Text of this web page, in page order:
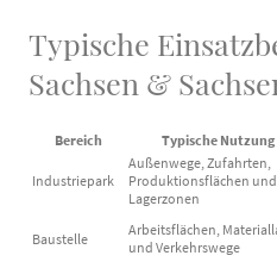
Typische
Sachsen &
Bereich Typische Nutzung
Industriepark
Außenwege, Zufahrten,
Produktionsflächen und
Lagerzonen
Baustelle
Arbeitsflächen,
und Verkehrswege